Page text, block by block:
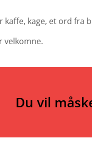
kaffe, kage, et ord fra
velkomne.
Du vil